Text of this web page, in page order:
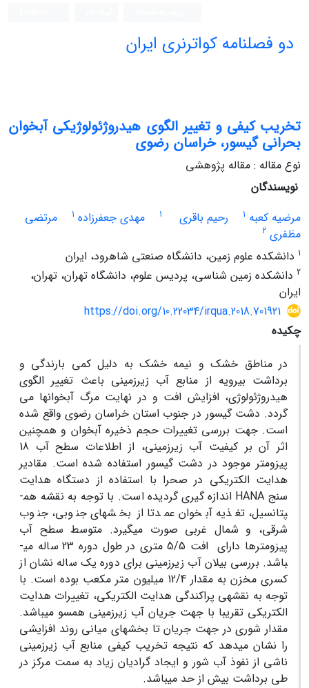
دو فصلنامه کواترنری ایران
تخریب کیفی و تغییر الگوی هیدروژئولوژیکی آبخوان
بحرانی گیسور، خراسان رضوی
نوع مقاله : مقاله پژوهشی
نویسندگان
مرضیه کعبه 1 رحیم باقری 1 مهدی جعفرزاده 1
مرتضی
مظفری 2
1 دانشکده علوم زمین، دانشگاه صنعتی شاهرود، ایران
2 دانشکده زمین شناسی، پردیس علوم، دانشگاه تهران، تهران،
ایران
https://doi.org/10.22034/irqua.2018.701921
چکیده
در مناطق خشک و نیمه خشک به دلیل کمی بارندگی و
برداشت بی­رویه از منابع آب زیرزمینی باعث تغییر الگوی
هیدروژئولوژی، افزایش افت و در نهایت مرگ آبخوان­ها می
گردد. دشت گیسور در جنوب استان خراسان رضوی واقع شده
است. جهت بررسی تغییرات حجم ذخیره آبخوان و همچنین
اثر آن بر کیفیت آب زیرزمینی، از اطلاعات سطح آب 18
پیزومتر موجود در دشت گیسور استفاده شده است. مقادیر
هدایت الکتریکی در صحرا با استفاده از دستگاه هدایت
سنج HANAاندازه گیری گردیده است. با توجه به نقشه هم­
پتانسیل، تغذیه آبخوان عمدتا از بخش­های جنوبی، جنوب
شرقی، و شمال غربی صورت می­گیرد. متوسط سطح آب
پیزومترها دارای افت 5/5 متری در طول دوره 23 ساله می­
باشد. بررسی بیلان آب زیرزمینی برای دوره یک ساله نشان از
کسری مخزن به مقدار 12/4 میلیون متر مکعب بوده است. با
توجه به نقشه­­ی پراکندگی هدایت الکتریکی، تغییرات هدایت
الکتریکی تقریبا با جهت جریان آب زیرزمینی همسو می­باشد.
مقدار شوری در جهت جریان تا بخش­های میانی روند افزایشی
را نشان می­دهد که نتیجه تخریب کیفی منابع آب زیرزمینی
ناشی از نفوذ آب شور و ایجاد گرادیان زیاد به سمت مرکز در
طی برداشت بیش از حد می­باشد.